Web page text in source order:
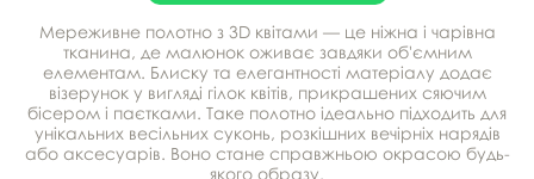
Мереживне полотно з 3D квітами — це ніжна і чарівна
тканина, де малюнок оживає завдяки об'ємним
елементам. Блиску та елегантності матеріалу додає
візерунок у вигляді гілок квітів, прикрашених сяючим
бісером і паєтками. Таке полотно ідеально підходить для
унікальних весільних суконь, розкішних вечірніх нарядів
або аксесуарів. Воно стане справжньою окрасою будь-
якого образу.